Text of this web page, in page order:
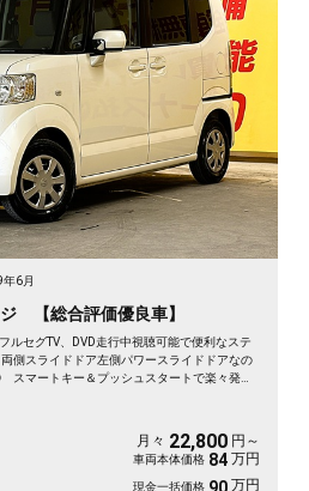
年6月
【総合評価優良車】
ルセグTV、DVD走行中視聴可能で便利なステ
側スライドドア左側パワースライドドアなの
マートキー＆プッシュスタートで楽々発進
月々 22,800 円～
車両本体価格 84 万円
現金一括価格 90 万円